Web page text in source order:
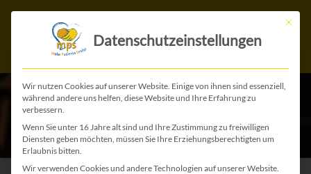
Mit
Datenschutzeinstellungen
Wir nutzen Cookies auf unserer Website. Einige von ihnen sind essenziell,
während andere uns helfen, diese Website und Ihre Erfahrung zu
verbessern.
Wenn Sie unter 16 Jahre alt sind und Ihre Zustimmung zu freiwilligen
Diensten geben möchten, müssen Sie Ihre Erziehungsberechtigten um
Erlaubnis bitten.
Wir verwenden Cookies und andere Technologien auf unserer Website.